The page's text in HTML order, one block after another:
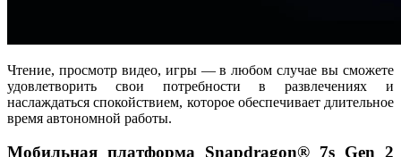
Чтение, просмотр видео, игры — в любом случае вы сможете
удовлетворить свои потребности в развлечениях и
наслаждаться спокойствием, которое обеспечивает длительное
время автономной работы.
Мобильная платформа Snapdragon® 7s Gen 2